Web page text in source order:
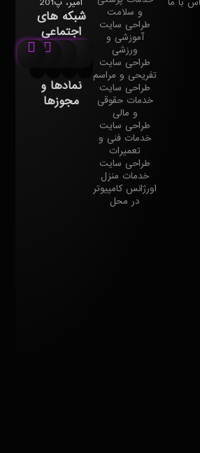
با ما
و سلامت
طراحی سایت
آموزشی و
ورزشی
طراحی سایت
تفریحی و مراسم
طراحی سایت
خدمات حقوقی
و مالی
طراحی سایت
خدمات فنی و
تعمیرات
طراحی سایت
خدمات منزل
اورژانس کامپیوتر
در محل
امیر، پ201
شبکه های
اجتماعی
نمادها و
مجوزها